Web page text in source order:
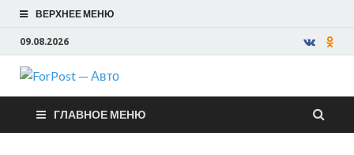
ВЕРХНЕЕ МЕНЮ
09.08.2026
ForPost —
Авто
ГЛАВНОЕ МЕНЮ